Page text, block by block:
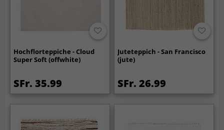
Hochflorteppiche - Cloud
Super Soft (offwhite)
SFr. 35.99
Juteteppich - San Francisco
(jute)
SFr. 26.99